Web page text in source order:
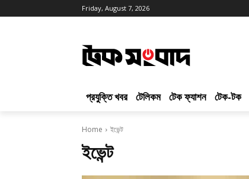
Friday, August 7, 2026
প্রযুক্তি খবর টেলিকম টেক ফ্যাশন টেক-টক
Home ইভেন্ট
ইভেন্ট